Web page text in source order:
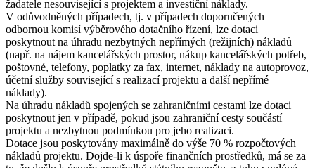
žadatele nesouvisející s projektem a investiční náklady.
V odůvodněných případech, tj. v případech doporučených
odbornou komisí výběrového dotačního řízení, lze dotaci
poskytnout na úhradu nezbytných nepřímých (režijních) nákladů
(např. na nájem kancelářských prostor, nákup kancelářských potřeb,
poštovné, telefony, poplatky za fax, internet, náklady na autoprovoz,
účetní služby související s realizací projektu a další nepřímé
náklady).
Na úhradu nákladů spojených se zahraničními cestami lze dotaci
poskytnout jen v případě, pokud jsou zahraniční cesty součástí
projektu a nezbytnou podmínkou pro jeho realizaci.
Dotace jsou poskytovány maximálně do výše 70 % rozpočtových
nákladů projektu. Dojde-li k úspoře finančních prostředků, má se za